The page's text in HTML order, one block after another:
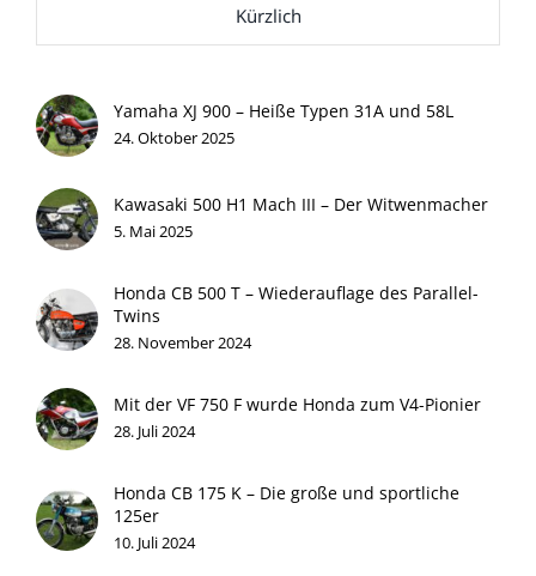
Kürzlich
Yamaha XJ 900 – Heiße Typen 31A und 58L
24. Oktober 2025
Kawasaki 500 H1 Mach III – Der Witwenmacher
5. Mai 2025
Honda CB 500 T – Wiederauflage des Parallel-
Twins
28. November 2024
Mit der VF 750 F wurde Honda zum V4-Pionier
28. Juli 2024
Honda CB 175 K – Die große und sportliche
125er
10. Juli 2024